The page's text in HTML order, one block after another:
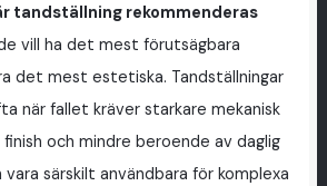
tandställning rekommenderas
vill ha det mest förutsägbara
det mest estetiska. Tandställningar
när fallet kräver starkare mekanisk
och mindre beroende av daglig
vara särskilt användbara för komplexa